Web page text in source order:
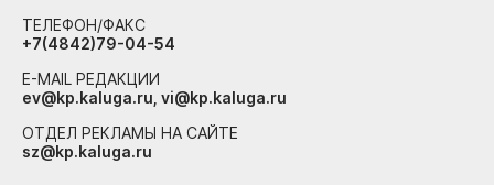
ТЕЛЕФОН/ФАКС
+7(4842)79-04-54
E-MAIL РЕДАКЦИИ
ev@kp.kaluga.ru, vi@kp.kaluga.ru
ОТДЕЛ РЕКЛАМЫ НА САЙТЕ
sz@kp.kaluga.ru